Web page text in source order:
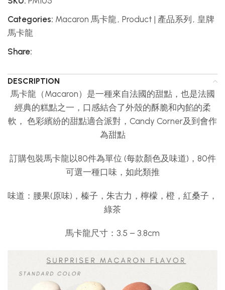
Categories: Macaron 馬卡龍 , Product | 產品系列 , 皇牌
馬卡龍
Share:
DESCRIPTION
馬卡龍（Macaron）是一種來自法國的甜點，也是法國
經典的糕點之一，口感結合了外殼的酥脆和內餡的柔
軟， 色彩繽紛的甜點適合派對，Candy Corner及到會作
為甜點
訂購包裝馬卡龍以80件為單位 (每款顏色及味道)，80件
可選一種口味，如此類推
味道：腰果(原味)，榛子，朱古力，檸檬，橙，紅桑子，
綠茶
馬卡龍尺寸：3.5 – 3.8cm